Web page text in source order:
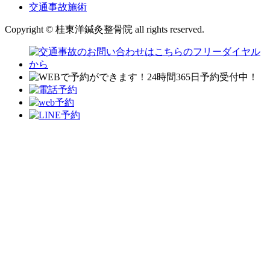
交通事故施術
Copyright © 桂東洋鍼灸整骨院 all rights reserved.